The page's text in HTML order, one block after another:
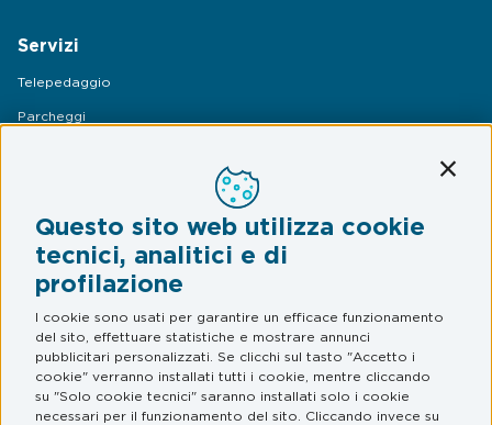
Questo sito web utilizza cookie
tecnici, analitici e di
profilazione
I cookie sono usati per garantire un efficace funzionamento
del sito, effettuare statistiche e mostrare annunci
pubblicitari personalizzati. Se clicchi sul tasto "Accetto i
cookie" verranno installati tutti i cookie, mentre cliccando
su "Solo cookie tecnici" saranno installati solo i cookie
necessari per il funzionamento del sito. Cliccando invece su
Servizi
Telepedaggio
Parcheggi
Legal & Privacy
Termini e condizioni
Informativa privacy
Web Privacy e Cookie Policy
FAQ